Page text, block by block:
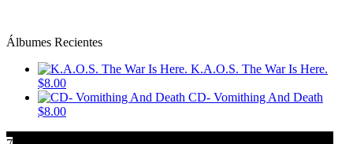
Álbumes Recientes
K.A.O.S. The War Is Here.
$8.00
CD- Vomithing And Death
$8.00